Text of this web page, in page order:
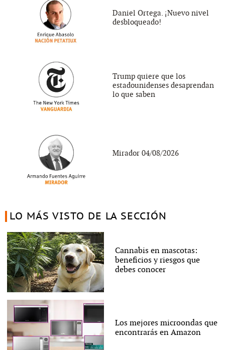
Daniel Ortega. ¡Nuevo nivel
desbloqueado!
Trump quiere que los
estadounidenses desaprendan
lo que saben
Mirador 04/08/2026
LO MÁS VISTO DE LA SECCIÓN
Cannabis en mascotas:
beneficios y riesgos que
debes conocer
Los mejores microondas que
encontrarás en Amazon